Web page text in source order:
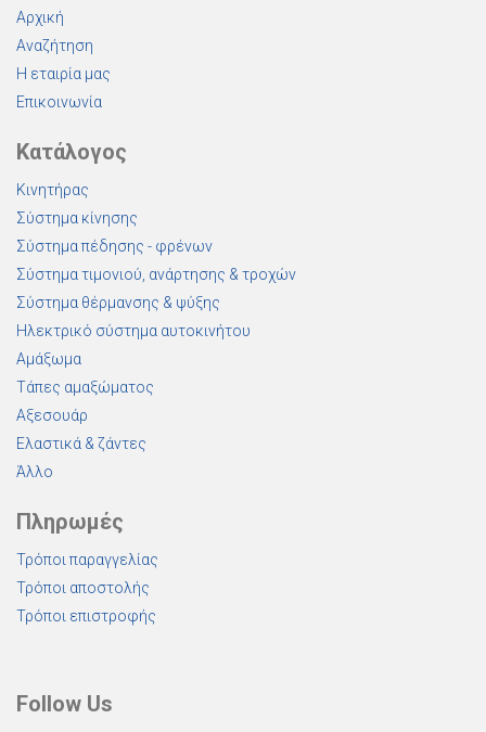
Αρχική
Αναζήτηση
Η εταιρία μας
Επικοινωνία
Κατάλογος
Κινητήρας
Σύστημα κίνησης
Σύστημα πέδησης - φρένων
Σύστημα τιμονιού, ανάρτησης & τροχών
Σύστημα θέρμανσης & ψύξης
Ηλεκτρικό σύστημα αυτοκινήτου
Αμάξωμα
Τάπες αμαξώματος
Αξεσουάρ
Ελαστικά & ζάντες
Άλλο
Πληρωμές
Τρόποι παραγγελίας
Τρόποι αποστολής
Τρόποι επιστροφής
Follow Us